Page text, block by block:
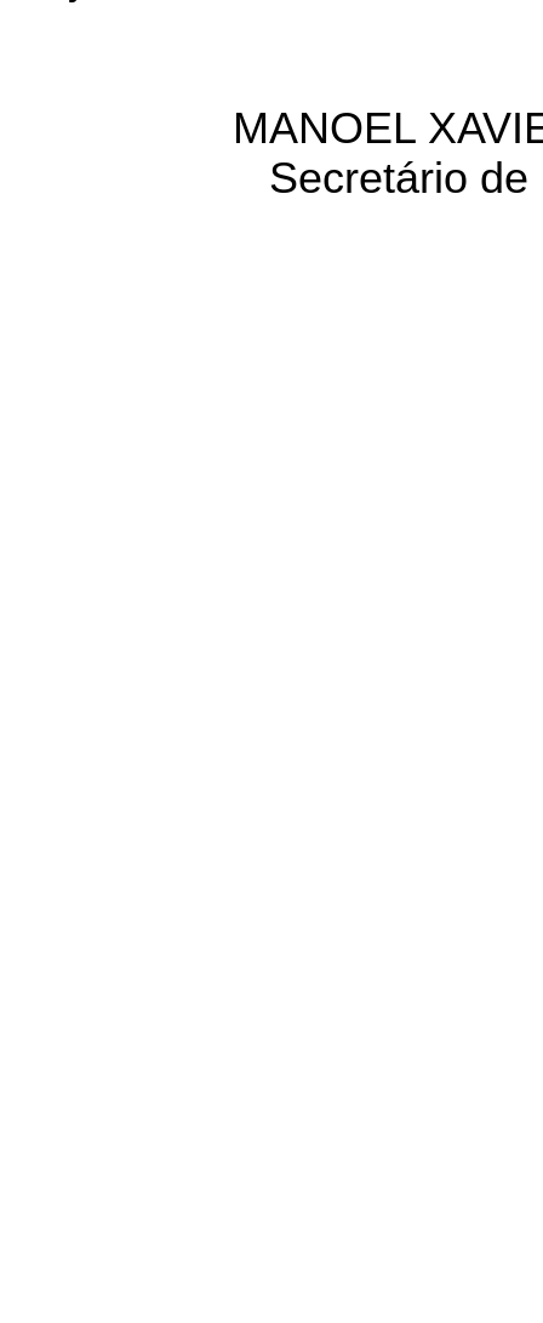
MANOEL
Secretário de